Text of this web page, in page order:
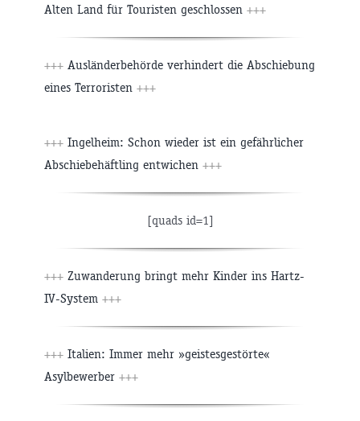
Alten Land für Touristen geschlossen +++
+++ Ausländerbehörde verhindert die Abschiebung
eines Terroristen +++
+++ Ingelheim: Schon wieder ist ein gefährlicher
Abschiebehäftling entwichen +++
[quads id=1]
+++ Zuwanderung bringt mehr Kinder ins Hartz-
IV-System +++
+++ Italien: Immer mehr »geistesgestörte«
Asylbewerber +++